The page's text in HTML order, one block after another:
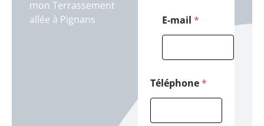
mon Terrassement
allée à Pignans
E-mail *
Téléphone*
*